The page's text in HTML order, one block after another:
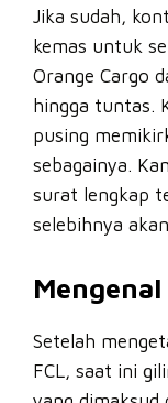
Jika sudah,
kemas untuk
Orange Cargo
hingga tuntas.
pusing
sebagainya.
surat lengkap
selebihnya
Setelah
FCL, saat ini